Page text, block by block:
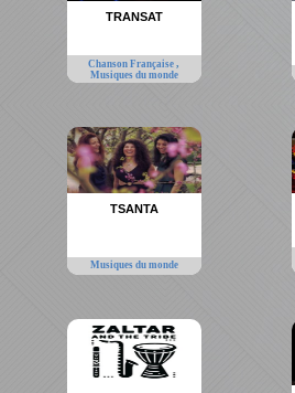
TRANSAT
Chanson Française,
Musiques du monde
TSANTA
Musiques du monde